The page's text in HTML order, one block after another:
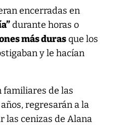
encerradas en
durante horas o
más durasque los
y le hacían
familiares de las
regresarán a la
las cenizas de Alana